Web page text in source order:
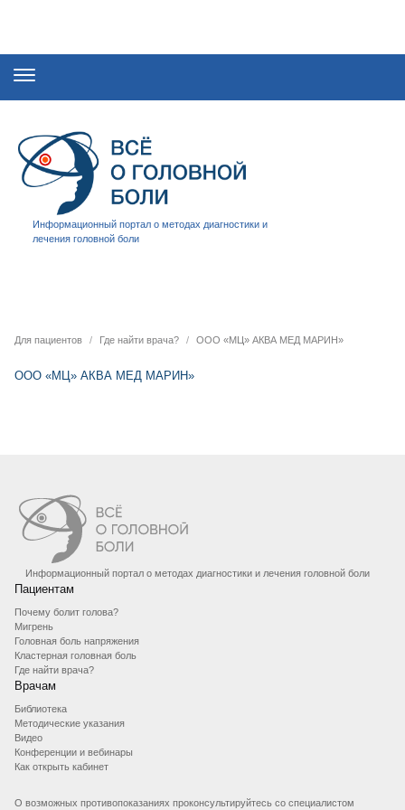
Информационный портал о методах диагностики и
лечения головной боли
Для пациентов Где найти врача? ООО «МЦ» АКВА МЕД МАРИН»
ООО «МЦ» АКВА МЕД МАРИН»
Информационный портал о методах диагностики и лечения головной боли
Пациентам
Почему болит голова?
Мигрень
Головная боль напряжения
Кластерная головная боль
Где найти врача?
Врачам
Библиотека
Методические указания
Видео
Конференции и вебинары
Как открыть кабинет
О возможных противопоказаниях проконсультируйтесь со специалистом